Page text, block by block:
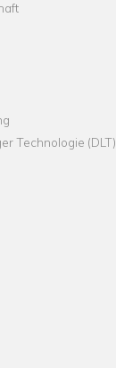
Technologie (DLT)